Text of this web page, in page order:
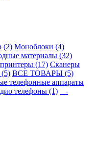
(2) Моноблоки (4)
материалы (32)
(17) Сканеры
(5) ВСЕ ТОВАРЫ (5)
телефонные аппараты
телефоны (1)
-